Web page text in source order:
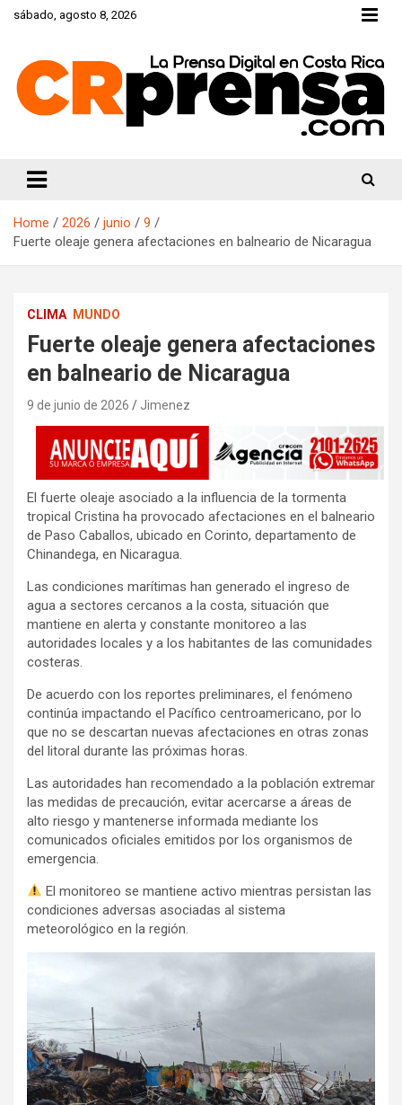
Skipsábado, agosto 8, 2026
Home 2026 junio
9
Fuerte oleaje genera afectaciones en balneario de Nicaragua
CLIMA MUNDO
Fuerte oleaje genera afectaciones
en balneario de Nicaragua
9 de junio de 2026 Jimenez
El fuerte oleaje asociado a la influencia de la tormenta
tropical Cristina ha provocado afectaciones en el balneario
de Paso Caballos, ubicado en Corinto, departamento de
Chinandega, en Nicaragua.
Las condiciones marítimas han generado el ingreso de
agua a sectores cercanos a la costa, situación que
mantiene en alerta y constante monitoreo a las
autoridades locales y a los habitantes de las comunidades
costeras.
De acuerdo con los reportes preliminares, el fenómeno
continúa impactando el Pacífico centroamericano, por lo
que no se descartan nuevas afectaciones en otras zonas
del litoral durante las próximas horas.
Las autoridades han recomendado a la población extremar
las medidas de precaución, evitar acercarse a áreas de
alto riesgo y mantenerse informada mediante los
comunicados oficiales emitidos por los organismos de
emergencia.
El monitoreo se mantiene activo mientras persistan las
condiciones adversas asociadas al sistema
meteorológico en la región.